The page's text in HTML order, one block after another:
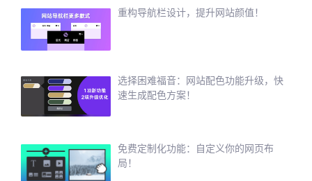
重构导航栏设计，提升网站颜值！
选择困难福音：网站配色功能升级，快
速生成配色方案！
免费定制化功能：自定义你的网页布
局！